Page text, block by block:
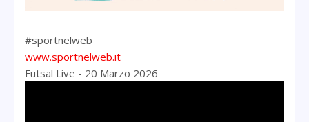
#sportnelweb
www.sportnelweb.it
Futsal Live - 20 Marzo 2026